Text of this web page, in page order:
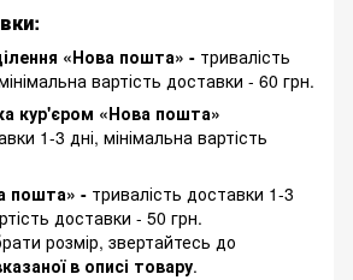
«Нова пошта» - тривалість
вартість доставки - 60 грн.
кур'єром «Нова пошта»
1-3 дні, мінімальна вартість
пошта» - тривалість доставки 1-3
доставки - 50 грн.
розмір, звертайтесь до
в описі товару.